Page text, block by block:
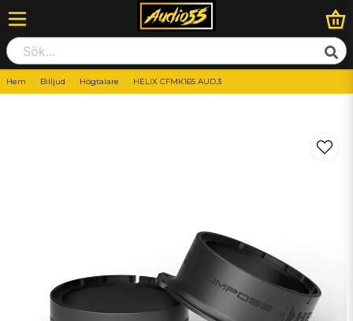
Hem Billjud Högtalare HELIX CFMK165 AUD.3